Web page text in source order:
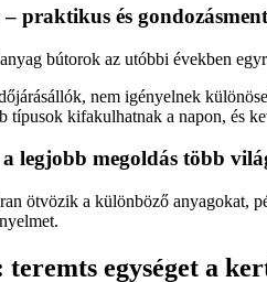
praktikus és
bútorok az utóbbi években
nem igényelnek
típusok kifakulhatnak a napon, és
legjobb megoldás több
ötvözik a különböző anyagokat,
teremts egységet a